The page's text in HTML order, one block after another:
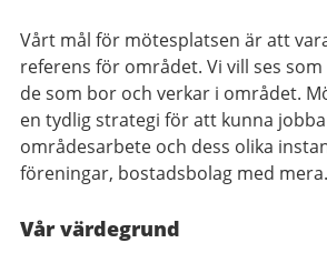
Vårt mål för mötesplatsen är att
referens för området. Vi vill ses
de som bor och verkar i området.
en tydlig strategi för att kunna
områdesarbete och dess olika
föreningar, bostadsbolag med mera.
Vår värdegrund